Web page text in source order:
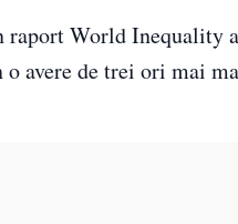
World Inequality
avere de trei ori mai